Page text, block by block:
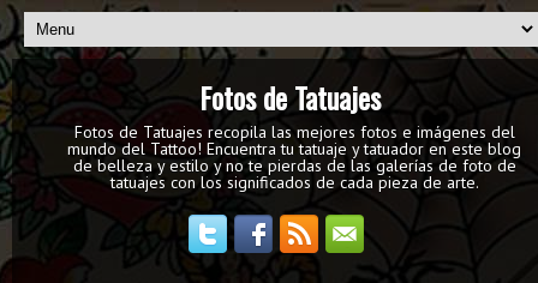
Fotos de Tatuajes
Fotos de Tatuajes recopila las mejores fotos e imágenes del
mundo del Tattoo! Encuentra tu tatuaje y tatuador en este blog
de belleza y estilo y no te pierdas de las galerías de foto de
tatuajes con los significados de cada pieza de arte.